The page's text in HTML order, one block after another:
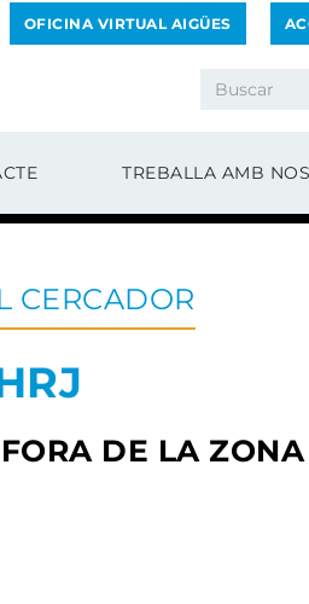
OFICINA VIRTUAL AIGÜES
TREBALLA AMB
CERCADOR
DE LA